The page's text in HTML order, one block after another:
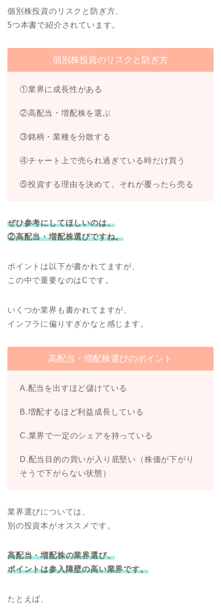
個別株投資のリスクと防ぎ方、
5つ本書で紹介されています。
個別株投資のリスクと防ぎ方
①業界に成長性がある
②高配当・増配株を選ぶ
③銘柄・業種を分散する
④チャート上で売られ過ぎている時だけ買う
⑤投資する理由を決めて、それが覆ったら売る
ぜひ参考にしてほしいのは、
②高配当・増配株選びですね。
ポイントは以下が書かれてますが、
この中で重要なのはCです。
いくつか業界も書かれてますが、
インフラに偏りすぎかなと感じます。
高配当・増配株選びのポイント
A.配当を出すほど儲けている
B.増配するほど利益成長している
C.業界で一定のシェアを持っている
D.配当目的の買いが入り底堅い（株価が下がり
そうで下がらない状態）
業界選びについては、
別の投資本がオススメです。
高配当・増配株の業界選び、
ポイントは参入障壁の高い業界です。
たとえば、